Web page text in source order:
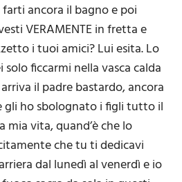
ancora il bagno e poi
VERAMENTE in fretta e
i tuoi amici? Lui esita. Lo
solo ficcarmi nella vasca calda
il padre bastardo, ancora
gli ho sbolognato i figli tutto il
vita, quand’è che lo
che tu ti dedicavi
dal lunedì al venerdì e io